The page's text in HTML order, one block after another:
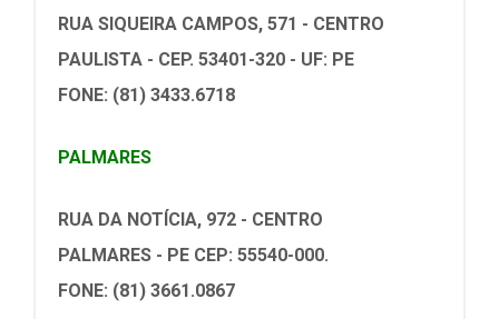
RUA SIQUEIRA CAMPOS, 571 - CENTRO
PAULISTA - CEP. 53401-320 - UF: PE
FONE: (81) 3433.6718
PALMARES
RUA DA NOTÍCIA, 972 - CENTRO
PALMARES - PE CEP: 55540-000.
FONE: (81) 3661.0867